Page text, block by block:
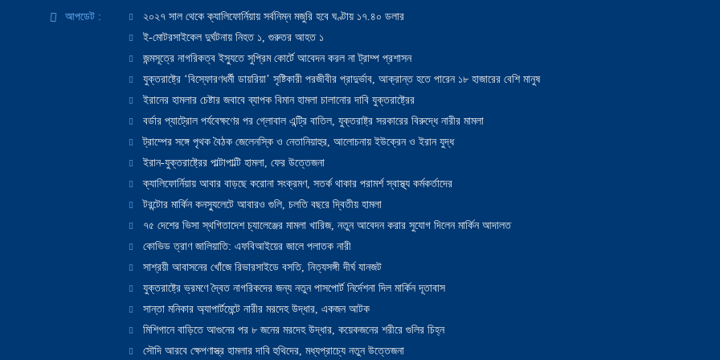
আপডেট :
২০২৭ সাল থেকে ক্যালিফোর্নিয়ায় সর্বনিম্ন মজুরি হবে ঘণ্টায় ১৭.৪০ ডলার
ই-মোটরসাইকেল দুর্ঘটনায় নিহত ১, গুরুতর আহত ১
জন্মসূত্রে নাগরিকত্ব ইস্যুতে সুপ্রিম কোর্টে আবেদন করল না ট্রাম্প প্রশাসন
যুক্তরাষ্ট্রে ‘বিস্ফোরণধর্মী ডায়রিয়া’ সৃষ্টিকারী পরজীবীর প্রাদুর্ভাব, আক্রান্ত হতে পারেন ১৮ হাজারের বেশি মানুষ
ইরানের হামলার চেষ্টার জবাবে ব্যাপক বিমান হামলা চালানোর দাবি যুক্তরাষ্ট্রের
বর্ডার প্যাট্রোল পর্যবেক্ষণের পর গ্লোবাল এন্ট্রি বাতিল, যুক্তরাষ্ট্র সরকারের বিরুদ্ধে নারীর মামলা
ট্রাম্পের সঙ্গে পৃথক বৈঠক জেলেনস্কি ও নেতানিয়াহুর, আলোচনায় ইউক্রেন ও ইরান যুদ্ধ
ইরান-যুক্তরাষ্ট্রের পাল্টাপাল্টি হামলা, ফের উত্তেজনা
ক্যালিফোর্নিয়ায় আবার বাড়ছে করোনা সংক্রমণ, সতর্ক থাকার পরামর্শ স্বাস্থ্য কর্মকর্তাদের
টরন্টোর মার্কিন কনস্যুলেটে আবারও গুলি, চলতি বছরে দ্বিতীয় হামলা
৭৫ দেশের ভিসা স্থগিতাদেশ চ্যালেঞ্জের মামলা খারিজ, নতুন আবেদন করার সুযোগ দিলেন মার্কিন আদালত
কোভিড ত্রাণ জালিয়াতি: এফবিআইয়ের জালে পলাতক নারী
সাশ্রয়ী আবাসনের খোঁজে রিভারসাইডে বসতি, নিত্যসঙ্গী দীর্ঘ যানজট
যুক্তরাষ্ট্রে ভ্রমণে দ্বৈত নাগরিকদের জন্য নতুন পাসপোর্ট নির্দেশনা দিল মার্কিন দূতাবাস
সান্তা মনিকার অ্যাপার্টমেন্টে নারীর মরদেহ উদ্ধার, একজন আটক
মিশিগানে বাড়িতে আগুনের পর ৮ জনের মরদেহ উদ্ধার, কয়েকজনের শরীরে গুলির চিহ্ন
সৌদি আরবে ক্ষেপণাস্ত্র হামলার দাবি হুথিদের, মধ্যপ্রাচ্যে নতুন উত্তেজনা